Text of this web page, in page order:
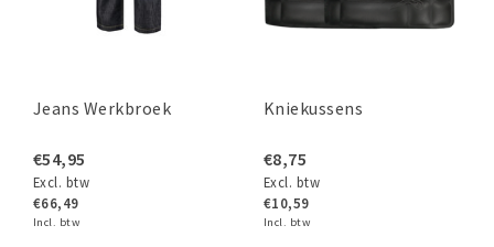
Jeans Werkbroek
€54,95
Excl. btw
€66,49
Incl. btw
Kniekussens
€8,75
Excl. btw
€10,59
Incl. btw